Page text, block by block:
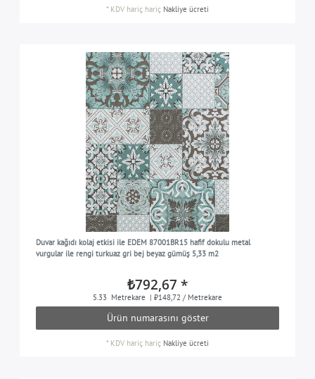
* KDV hariç hariç Nakliye ücreti
Duvar kağıdı kolaj etkisi ile EDEM 87001BR15 hafif dokulu metal
vurgular ile rengi turkuaz gri bej beyaz gümüş 5,33 m2
₺792,67 *
5.33 Metrekare | ₺148,72 / Metrekare
Ürün numarasını göster
* KDV hariç hariç Nakliye ücreti